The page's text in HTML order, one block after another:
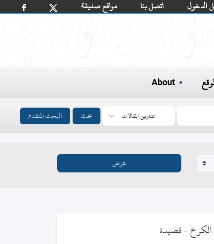
مواقع صديقة اتصل بنا الدخول
About
بحث البحث المتقدم
الكرخ - قصيدة